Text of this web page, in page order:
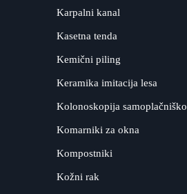
Karpalni kanal
Kasetna tenda
Kemični piling
Keramika imitacija lesa
Kolonoskopija samoplačniško
Komarniki za okna
Kompostniki
Kožni rak